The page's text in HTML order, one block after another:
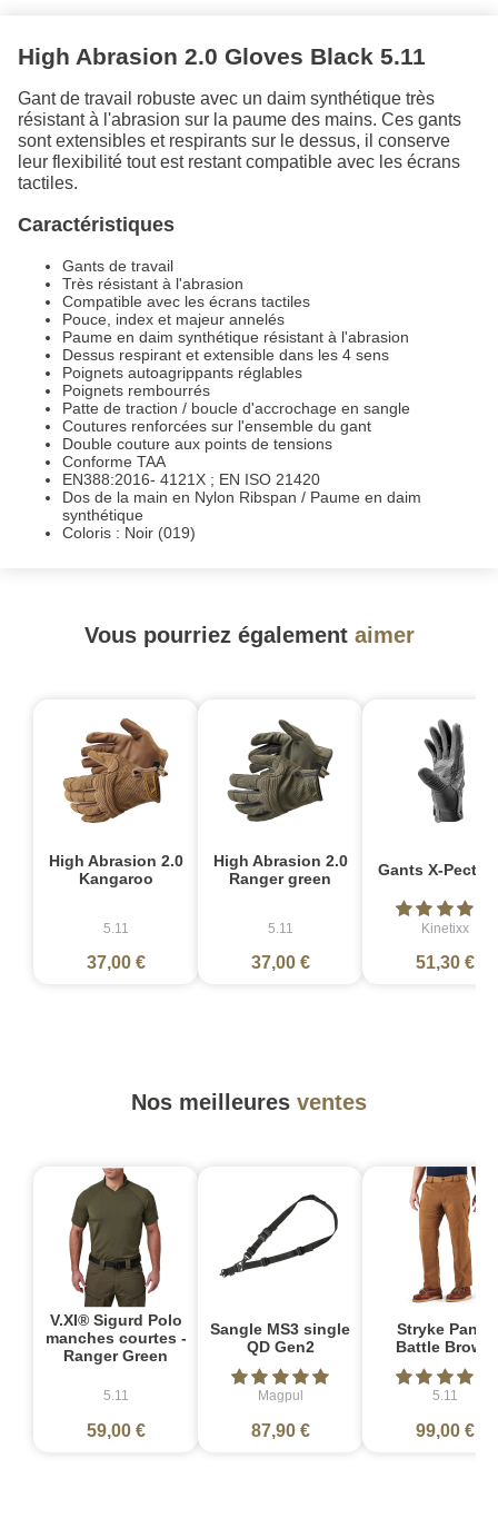
High Abrasion 2.0 Gloves Black 5.11
Gant de travail robuste avec un daim synthétique très
résistant à l'abrasion sur la paume des mains. Ces gants
sont extensibles et respirants sur le dessus, il conserve
leur flexibilité tout est restant compatible avec les écrans
tactiles.
Caractéristiques
Gants de travail
Très résistant à l'abrasion
Compatible avec les écrans tactiles
Pouce, index et majeur annelés
Paume en daim synthétique résistant à l'abrasion
Dessus respirant et extensible dans les 4 sens
Poignets autoagrippants réglables
Poignets rembourrés
Patte de traction / boucle d'accrochage en sangle
Coutures renforcées sur l'ensemble du gant
Double couture aux points de tensions
Conforme TAA
EN388:2016- 4121X ; EN ISO 21420
Dos de la main en Nylon Ribspan / Paume en daim
synthétique
Coloris : Noir (019)
Vous pourriez également aimer
High Abrasion 2.0
Kangaroo
5.11
37,00 €
High Abrasion 2.0
Ranger green
5.11
37,00 €
Gants X-Pect
Kinetixx
51,30 €
Nos meilleures ventes
V.XI® Sigurd Polo
manches courtes -
Ranger Green
5.11
59,00 €
Sangle MS3 single
QD Gen2
Magpul
87,90 €
Stryke Pant -
Battle Brown
5.11
99,00 €